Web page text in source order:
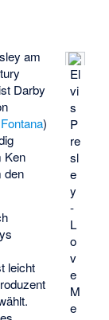
El
vi
s
P
re
sl
e
y
-
L
o
v
e
M
e
am
Darby
)
Ken
den
leicht